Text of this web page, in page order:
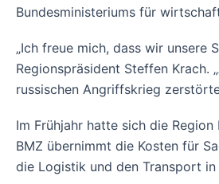
Bundesministeriums für
„Ich freue mich, dass wir unsere
Regionspräsident Steffen Krach.
russischen Angriffskrieg
Im Frühjahr hatte sich die
BMZ übernimmt die Kosten für
die Logistik und den Transport